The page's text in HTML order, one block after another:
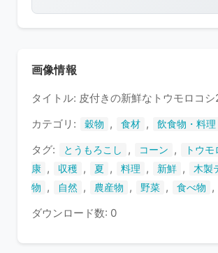
護
い
ま
画像情報
タイトル: 皮付きの新鮮なトウモロコシ
カテゴリ:
穀物 , 食材 , 飲食物・料理
タグ: とうもろこし , コーン , トウ
康 , 収穫 , 夏 , 料理 , 新鮮 , 木製
物
, 自然 , 農産物 , 野菜 , 食べ物 ,
ダウンロード数: 0